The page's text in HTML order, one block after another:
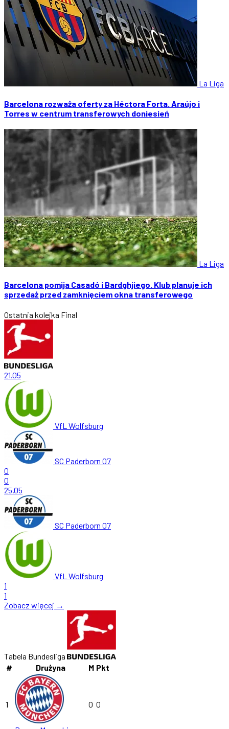
La Liga
Barcelona rozważa oferty za Héctora Forta. Araújo i
Torres w centrum transferowych doniesień
La Liga
Barcelona pomija Casadó i Bardghjiego. Klub planuje ich
sprzedaż przed zamknięciem okna transferowego
Ostatnia kolejka Final
21.05
VfL Wolfsburg
SC Paderborn 07
0
0
25.05
SC Paderborn 07
VfL Wolfsburg
1
1
Zobacz więcej →
Tabela Bundesliga
#
Drużyna M Pkt
1 0 0